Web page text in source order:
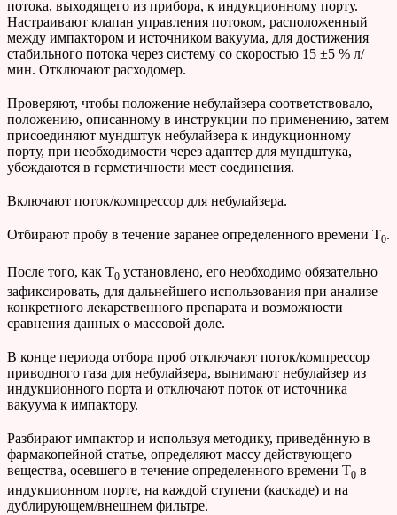
потока, выходящего из прибора, к индукционному порту.
Настраивают клапан управления потоком, расположенный
между импактором и источником вакуума, для достижения
стабильного потока через систему со скоростью 15 ±5 % л/
мин. Отключают расходомер.
Проверяют, чтобы положение небулайзера соответствовало,
положению, описанному в инструкции по применению, затем
присоединяют мундштук небулайзера к индукционному
порту, при необходимости через адаптер для мундштука,
убеждаются в герметичности мест соединения.
Включают поток/компрессор для небулайзера.
Отбирают пробу в течение заранее определенного времени T0.
После того, как T0 установлено, его необходимо обязательно
зафиксировать, для дальнейшего использования при анализе
конкретного лекарственного препарата и возможности
сравнения данных о массовой доле.
В конце периода отбора проб отключают поток/компрессор
приводного газа для небулайзера, вынимают небулайзер из
индукционного порта и отключают поток от источника
вакуума к импактору.
Разбирают импактор и используя методику, приведённую в
фармакопейной статье, определяют массу действующего
вещества, осевшего в течение определенного времени Т0 в
индукционном порте, на каждой ступени (каскаде) и на
дублирующем/внешнем фильтре.